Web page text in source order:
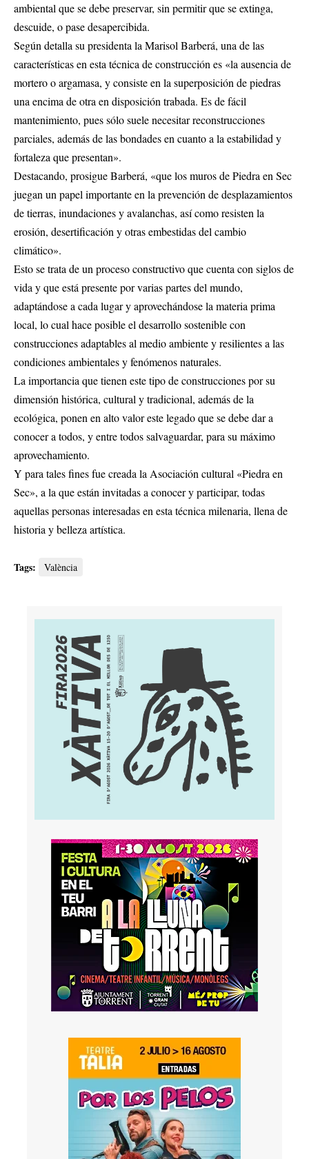
ambiental que se debe preservar, sin permitir que se extinga,
descuide, o pase desapercibida.
Según detalla su presidenta la Marisol Barberá, una de las
características en esta técnica de construcción es «la ausencia de
mortero o argamasa, y consiste en la superposición de piedras
una encima de otra en disposición trabada. Es de fácil
mantenimiento, pues sólo suele necesitar reconstrucciones
parciales, además de las bondades en cuanto a la estabilidad y
fortaleza que presentan».
Destacando, prosigue Barberá, «que los muros de Piedra en Sec
juegan un papel importante en la prevención de desplazamientos
de tierras, inundaciones y avalanchas, así como resisten la
erosión, desertificación y otras embestidas del cambio
climático».
Esto se trata de un proceso constructivo que cuenta con siglos de
vida y que está presente por varias partes del mundo,
adaptándose a cada lugar y aprovechándose la materia prima
local, lo cual hace posible el desarrollo sostenible con
construcciones adaptables al medio ambiente y resilientes a las
condiciones ambientales y fenómenos naturales.
La importancia que tienen este tipo de construcciones por su
dimensión histórica, cultural y tradicional, además de la
ecológica, ponen en alto valor este legado que se debe dar a
conocer a todos, y entre todos salvaguardar, para su máximo
aprovechamiento.
Y para tales fines fue creada la Asociación cultural «Piedra en
Sec», a la que están invitadas a conocer y participar, todas
aquellas personas interesadas en esta técnica milenaria, llena de
historia y belleza artística.
Tags: València